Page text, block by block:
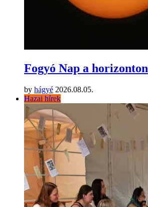
Fogyó Nap a horizonton
by hágyé 2026.08.05.
Hazai hírek